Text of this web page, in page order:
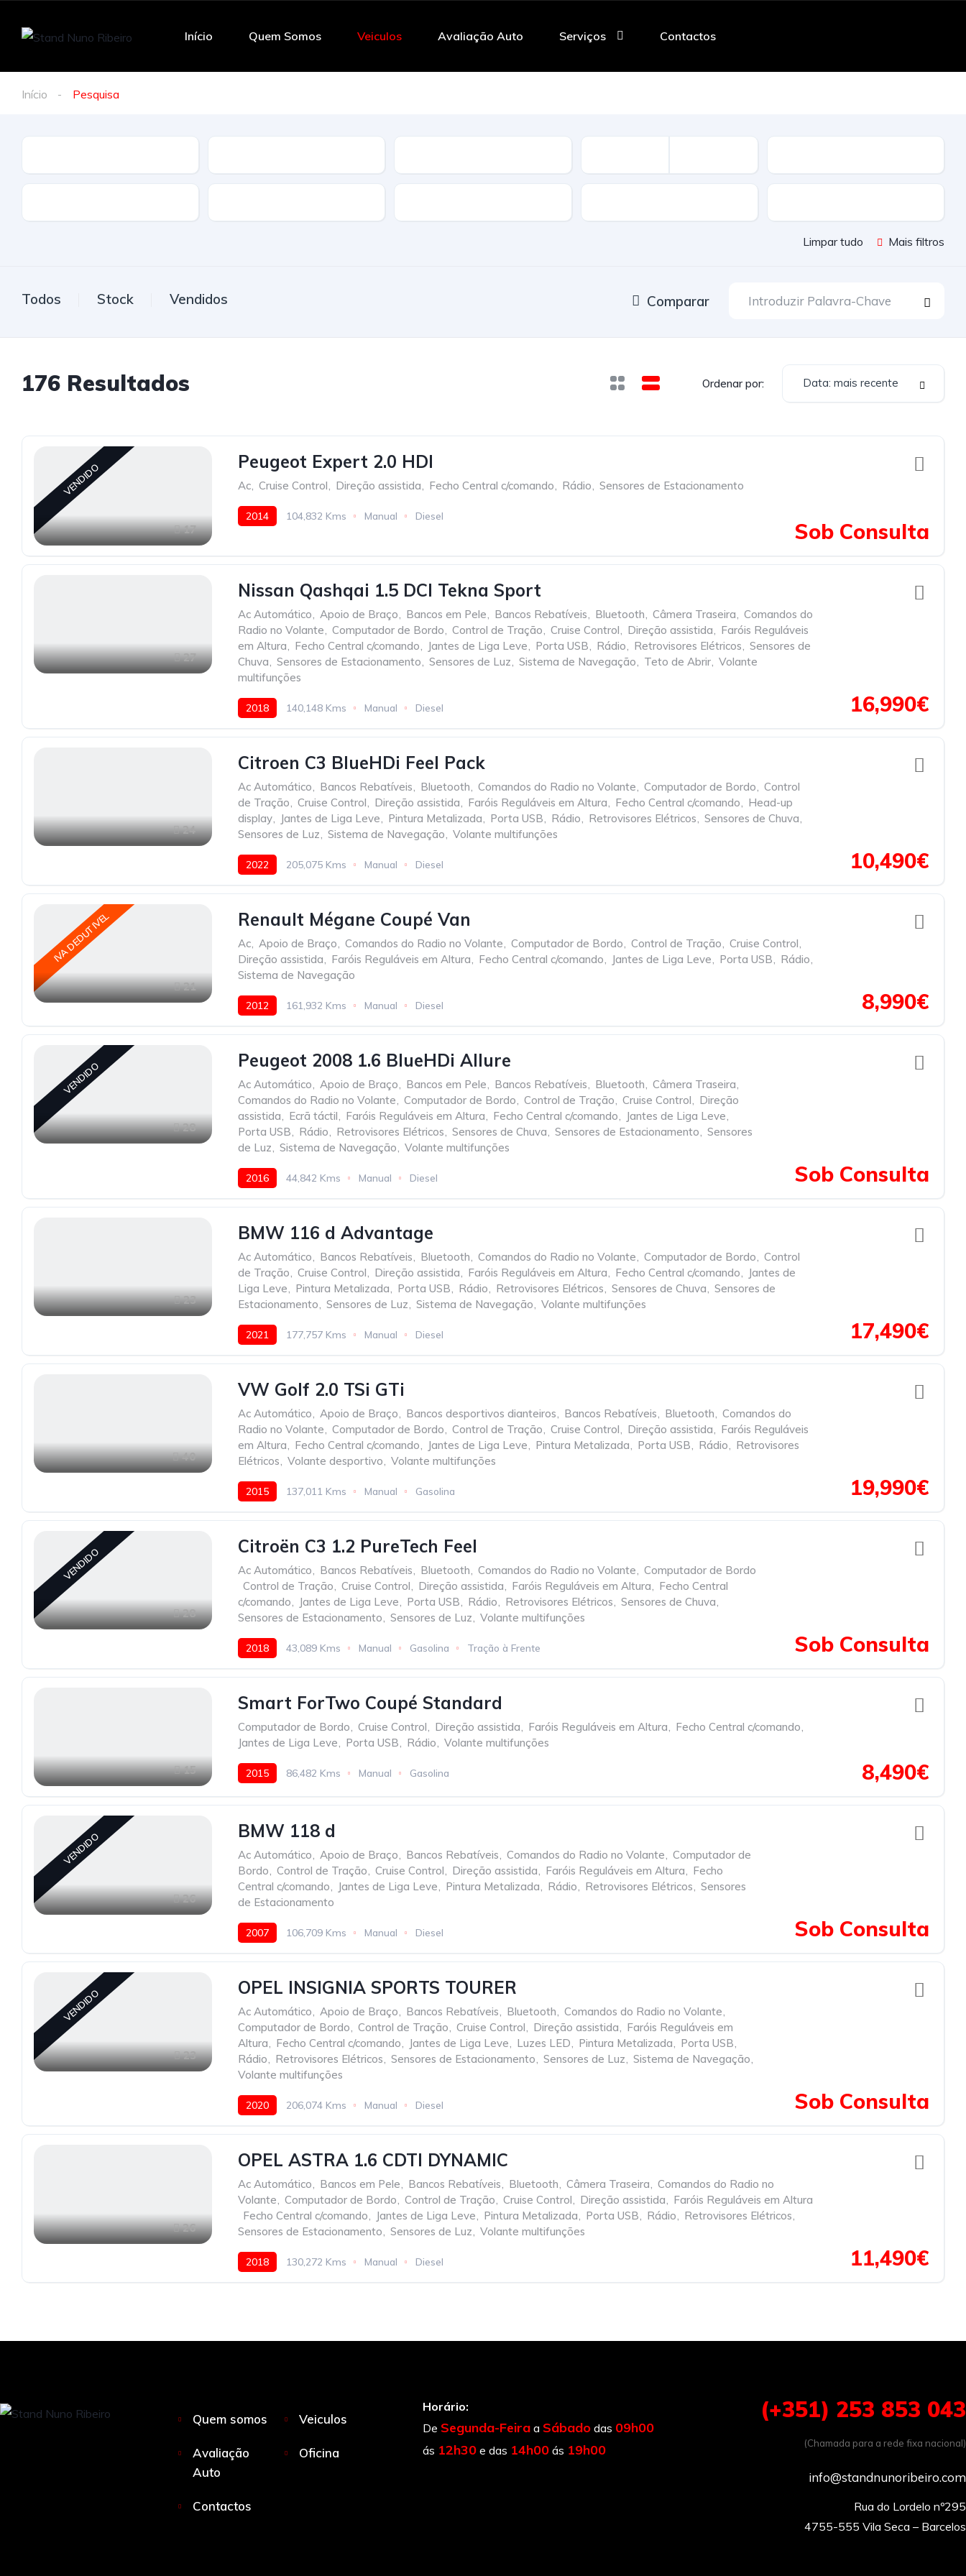
Início Quem Somos Veiculos Avaliação Auto Serviços Contactos
Início Pesquisa
Limpar tudo Mais filtros
Todos Stock Vendidos Comparar
176 Resultados Ordenar por: Data: mais recente
VENDIDO
17
Peugeot Expert 2.0 HDI
Ac, Cruise Control, Direção assistida, Fecho Central c/comando, Rádio, Sensores de Estacionamento
2014 104,832 Kms Manual Diesel
Sob Consulta
27
Nissan Qashqai 1.5 DCI Tekna Sport
Ac Automático Apoio de Braço Bancos em Pele Bancos Rebatíveis Bluetooth Câmera Traseira
Comandos do
Radio no Volante
Computador de Bordo Control de Tração Cruise Control Direção assistida
Faróis Reguláveis
em Altura
Fecho Central c/comando Jantes de Liga Leve Porta USB Rádio Retrovisores Elétricos
Sensores de
Chuva
Sensores de Estacionamento Sensores de Luz Sistema de Navegação Teto de Abrir Volante
multifunções
2018 140,148 Kms Manual Diesel 16,990€
24
Citroen C3 BlueHDi Feel Pack
Ac Automático Bancos Rebatíveis Bluetooth Comandos do Radio no Volante Computador de Bordo
Control
de Tração
Cruise Control Direção assistida Faróis Reguláveis em Altura Fecho Central c/comando
Head-up
display
Jantes de Liga Leve Pintura Metalizada Porta USB Rádio Retrovisores Elétricos Sensores de Chuva
Sensores de Luz
Sistema de Navegação Volante multifunções
2022 205,075 Kms Manual Diesel 10,490€
IVA DEDUTIVEL
21
Renault Mégane Coupé Van
Ac Apoio de Braço Comandos do Radio no Volante Computador de Bordo Control de Tração Cruise Control
Direção assistida
Faróis Reguláveis em Altura Fecho Central c/comando Jantes de Liga Leve Porta USB Rádio
Sistema de Navegação
2012 161,932 Kms Manual Diesel 8,990€
VENDIDO
28
Peugeot 2008 1.6 BlueHDi Allure
Ac Automático Apoio de Braço Bancos em Pele Bancos Rebatíveis Bluetooth Câmera Traseira
Comandos do Radio no Volante
Computador de Bordo Control de Tração Cruise Control
Direção
assistida
Ecrã táctil Faróis Reguláveis em Altura Fecho Central c/comando Jantes de Liga Leve
Porta USB
Rádio Retrovisores Elétricos Sensores de Chuva Sensores de Estacionamento
Sensores
de Luz
Sistema de Navegação Volante multifunções
2016 44,842 Kms Manual Diesel Sob Consulta
23
BMW 116 d Advantage
Ac Automático Bancos Rebatíveis Bluetooth Comandos do Radio no Volante Computador de Bordo
Control
de Tração
Cruise Control Direção assistida Faróis Reguláveis em Altura Fecho Central c/comando
Jantes de
Liga Leve
Pintura Metalizada Porta USB Rádio Retrovisores Elétricos Sensores de Chuva
Sensores de
Estacionamento
Sensores de Luz Sistema de Navegação Volante multifunções
2021 177,757 Kms Manual Diesel 17,490€
40
VW Golf 2.0 TSi GTi
Ac Automático Apoio de Braço Bancos desportivos dianteiros Bancos Rebatíveis Bluetooth
Comandos do
Radio no Volante
Computador de Bordo Control de Tração Cruise Control Direção assistida
Faróis Reguláveis
em Altura
Fecho Central c/comando Jantes de Liga Leve Pintura Metalizada Porta USB Rádio
Retrovisores
Elétricos
Volante desportivo Volante multifunções
2015 137,011 Kms Manual Gasolina 19,990€
VENDIDO
28
Citroën C3 1.2 PureTech Feel
Ac Automático Bancos Rebatíveis Bluetooth Comandos do Radio no Volante
Computador de Bordo
Control de Tração Cruise Control Direção assistida Faróis Reguláveis em Altura
Fecho Central
c/comando
Jantes de Liga Leve Porta USB Rádio Retrovisores Elétricos Sensores de Chuva
Sensores de Estacionamento
Sensores de Luz Volante multifunções
2018 43,089 Kms Manual Gasolina Tração à Frente Sob Consulta
15
Smart ForTwo Coupé Standard
Computador de Bordo Cruise Control Direção assistida Faróis Reguláveis em Altura Fecho Central c/comando
Jantes de Liga Leve
Porta USB Rádio Volante multifunções
2015 86,482 Kms Manual Gasolina 8,490€
VENDIDO
26
BMW 118 d
Ac Automático, Apoio de Braço, Bancos Rebatíveis, Comandos do Radio no Volante, Computador de
Bordo, Control de Tração, Cruise Control, Direção assistida, Faróis Reguláveis em Altura, Fecho
Central c/comando, Jantes de Liga Leve, Pintura Metalizada, Rádio, Retrovisores Elétricos, Sensores
de Estacionamento
2007 106,709 Kms Manual Diesel Sob Consulta
VENDIDO
23
OPEL INSIGNIA SPORTS TOURER
Ac Automático, Apoio de Braço, Bancos Rebatíveis, Bluetooth, Comandos do Radio no Volante,
Computador de Bordo, Control de Tração, Cruise Control, Direção assistida, Faróis Reguláveis em
Altura, Fecho Central c/comando, Jantes de Liga Leve, Luzes LED, Pintura Metalizada, Porta USB,
Rádio, Retrovisores Elétricos, Sensores de Estacionamento, Sensores de Luz, Sistema de Navegação,
Volante multifunções
2020 206,074 Kms Manual Diesel Sob Consulta
26
OPEL ASTRA 1.6 CDTI DYNAMIC
Ac Automático, Bancos em Pele, Bancos Rebatíveis, Bluetooth, Câmera Traseira, Comandos do Radio no
Volante, Computador de Bordo, Control de Tração, Cruise Control, Direção assistida, Faróis Reguláveis em Altura
Fecho Central c/comando, Jantes de Liga Leve, Pintura Metalizada, Porta USB, Rádio, Retrovisores Elétricos,
Sensores de Estacionamento, Sensores de Luz, Volante multifunções
2018 130,272 Kms Manual Diesel 11,490€
Quem somos Veiculos
Avaliação
Auto
Oficina
Contactos
Horário:
De Segunda-Feiraa Sábado das 09h00
ás 12h30 e das 14h00 ás 19h00
(+351) 253 853 043
(Chamada para a rede fixa nacional)
info@standnunoribeiro.com
Rua do Lordelo nº295